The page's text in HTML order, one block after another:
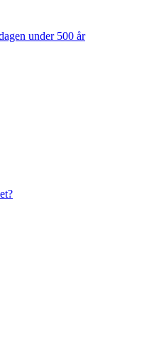
under 500 år